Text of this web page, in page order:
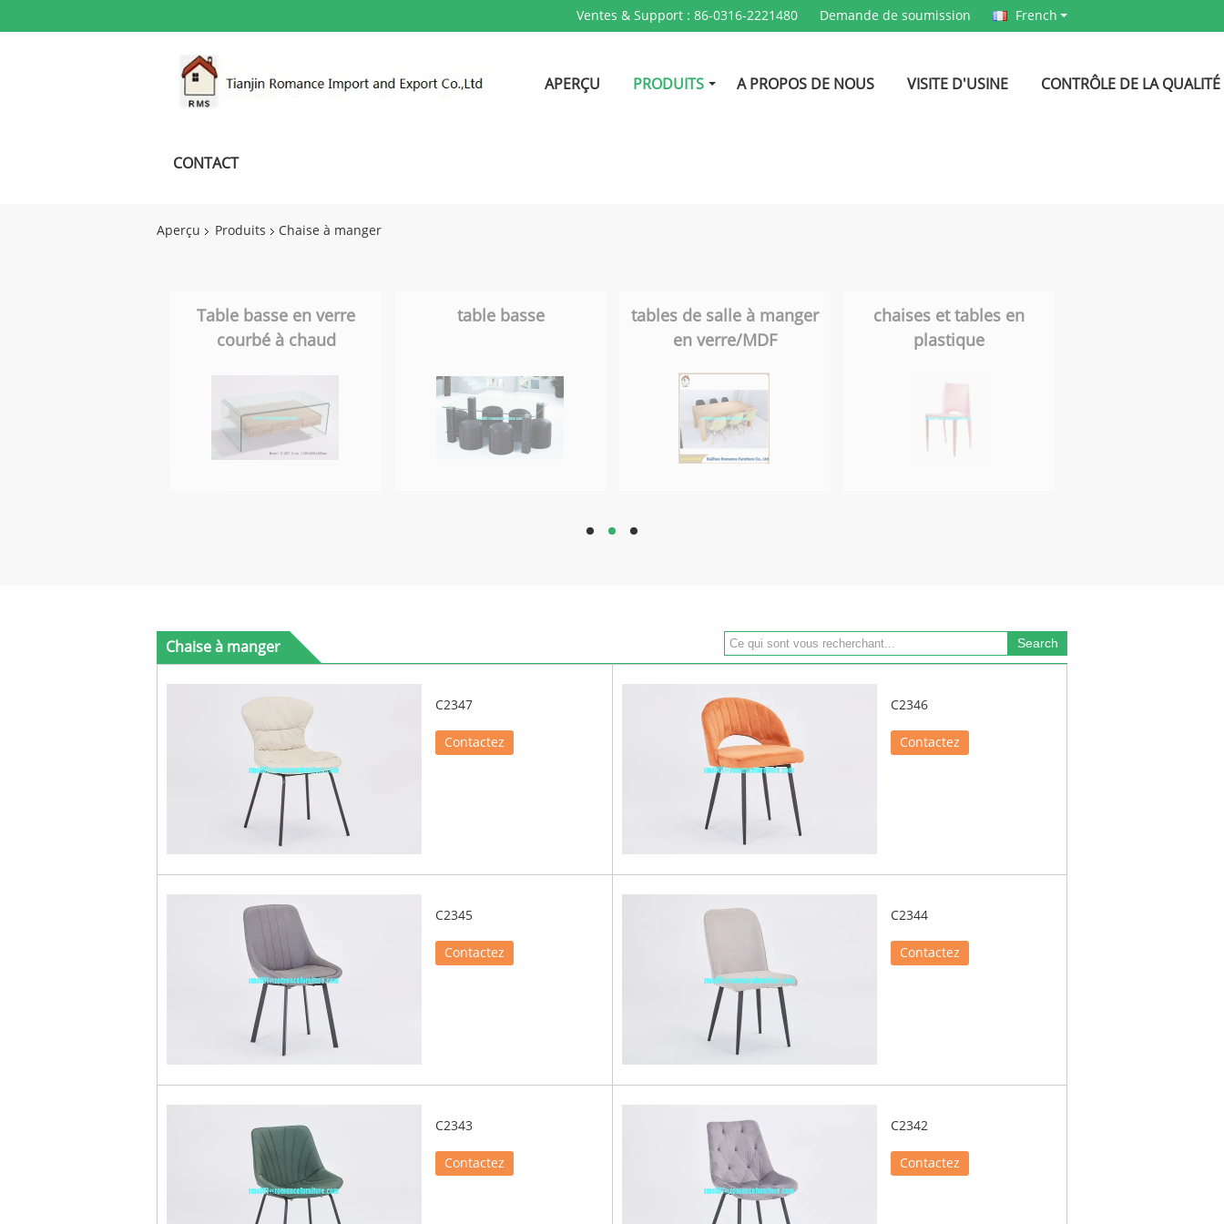
Ventes & Support : 86-0316-2221480 Demande de soumission French
APERÇU PRODUITS A PROPOS DE NOUS VISITE D'USINE CONTRÔLE DE LA QUALITÉ
CONTACT
Aperçu Produits Chaise à manger
Table basse en verre
courbé à chaud
table basse
tables de salle à manger
en verre/MDF
chaises et tables en
plastique
hd hd hd
Chaise à manger
C2347
Contactez
C2346
Contactez
C2345
Contactez
C2344
Contactez
C2343
Contactez
C2342
Contactez